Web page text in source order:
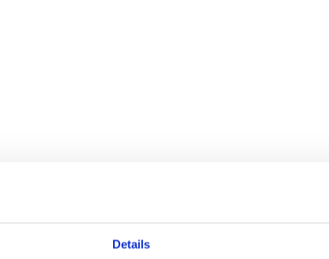
Details